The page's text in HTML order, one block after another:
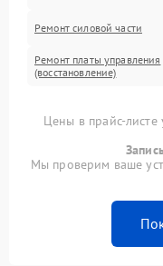
Ремонт силовой части
Ремонт платы управления
(восстановление)
Цены в прайс-листе
Мы проверим ваше